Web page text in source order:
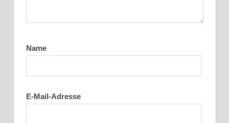
Name
E-Mail-Adresse